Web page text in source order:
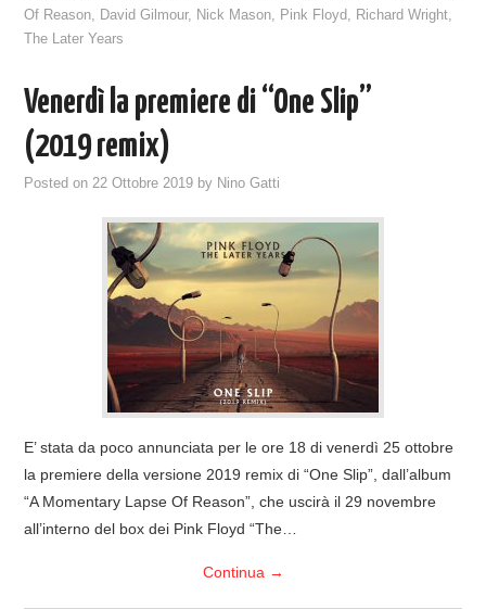
Of Reason, David Gilmour, Nick Mason, Pink Floyd, Richard Wright,
The Later Years
Venerdì la premiere di “One Slip”
(2019 remix)
Posted on22 Ottobre 2019 by Nino Gatti
E’ stata da poco annunciata per le ore 18 di venerdì 25 ottobre
la premiere della versione 2019 remix di “One Slip”, dall’album
“A Momentary Lapse Of Reason”, che uscirà il 29 novembre
all’interno del box dei Pink Floyd “The…
Continua →